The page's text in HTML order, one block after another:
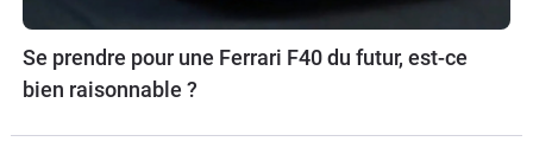
Se prendre pour une Ferrari F40 du futur, est-ce
bien raisonnable ?